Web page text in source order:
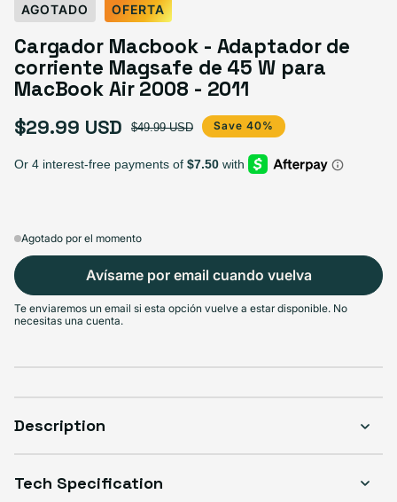
AGOTADO OFERTA
Cargador Macbook - Adaptador de
corriente Magsafe de 45 W para
MacBook Air 2008 - 2011
Precio de oferta
$29.99 USD
Precio habitual $49.99 USD Save 40%
Agotado por el momento
Avísame por email cuando vuelva
Te enviaremos un email si esta opción vuelve a estar disponible. No
necesitas una cuenta.
Description
Tech Specification